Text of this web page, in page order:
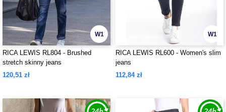
W1
RICA LEWIS RL804 - Brushed
stretch skinny jeans
120,51 zł
W1
RICA LEWIS RL600 - Women's slim
jeans
112,84 zł